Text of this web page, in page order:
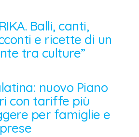
Balli, canti,
e ricette di un
tra culture”
nuovo Piano
con tariffe più
per famiglie e